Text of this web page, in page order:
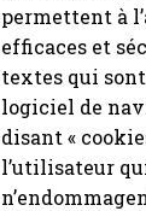
permettent à
efficaces et
textes qui
logiciel de
disant «
l’utilisateur